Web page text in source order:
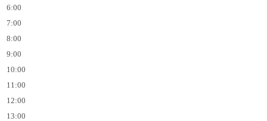
6:00
7:00
8:00
9:00
10:00
11:00
12:00
13:00